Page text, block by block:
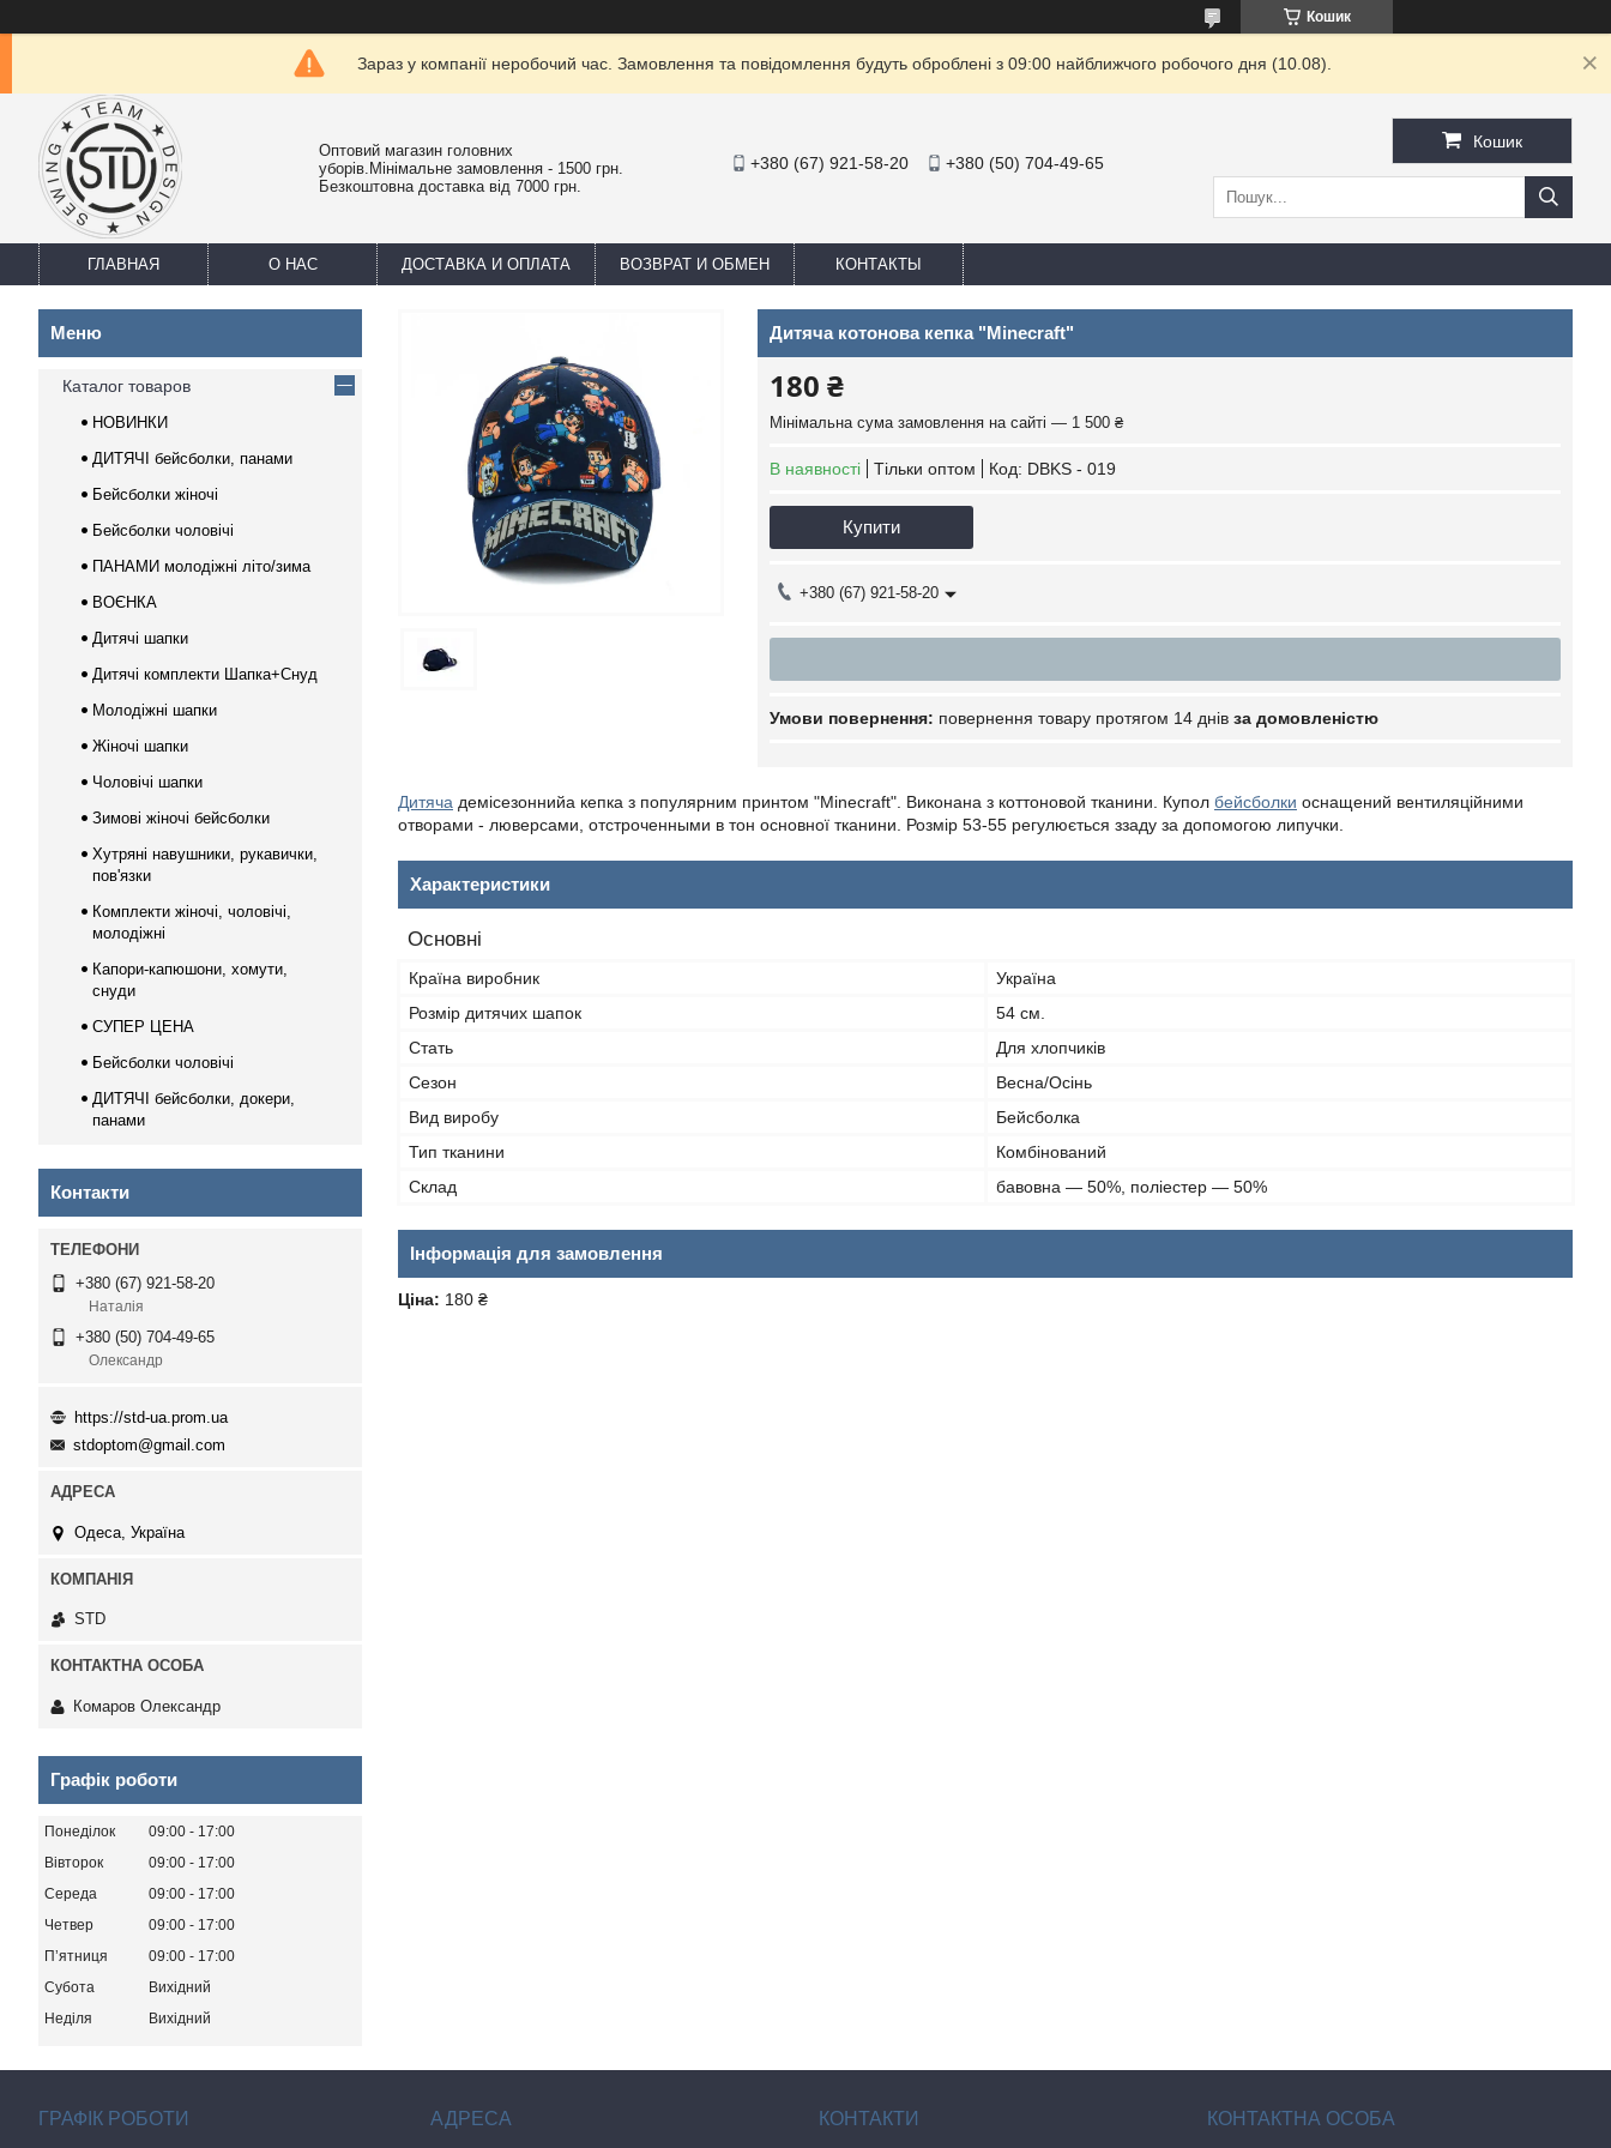
Кошик
Зараз у компанії неробочий час. Замовлення та повідомлення будуть оброблені з 09:00 найближчого робочого дня (10.08).
Оптовий магазин головних
уборів.Мінімальне замовлення - 1500 грн.
Безкоштовна доставка від 7000 грн.
+380 (67) 921-58-20 +380 (50) 704-49-65
Кошик
ГЛАВНАЯ О НАС ДОСТАВКА И ОПЛАТА ВОЗВРАТ И ОБМЕН КОНТАКТЫ
Дитяча котонова кепка "Minecraft"
180 ₴
Мінімальна сума замовлення на сайті — 1 500 ₴
В наявності Тільки оптом Код: DBKS - 019
Купити
+380 (67) 921-58-20
повернення товару протягом 14 днів за домовленістю
Дитяча демісезоннийа кепка з популярним принтом "Minecraft". Виконана з коттоновой тканини. Купол бейсболки оснащений вентиляційними
отворами - люверсами, отстроченными в тон основної тканини. Розмір 53-55 регулюється ззаду за допомогою липучки.
Характеристики
Основні
Країна виробник
Україна
Розмір дитячих шапок
54 см.
Стать
Для хлопчиків
Сезон
Весна/Осінь
Вид виробу
Бейсболка
Тип тканини
Комбінований
Склад
бавовна — 50%, поліестер — 50%
Інформація для замовлення
Ціна: 180 ₴
Каталог товаров
НОВИНКИ
ДИТЯЧІ бейсболки, панами
Бейсболки жіночі
Бейсболки чоловічі
ПАНАМИ молодіжні літо/зима
ВОЄНКА
Дитячі шапки
Дитячі комплекти Шапка+Снуд
Молодіжні шапки
Жіночі шапки
Чоловічі шапки
Зимові жіночі бейсболки
Хутряні навушники, рукавички,
пов'язки
Комплекти жіночі, чоловічі,
молодіжні
Капори-капюшони, хомути,
снуди
СУПЕР ЦЕНА
Бейсболки чоловічі
ДИТЯЧІ бейсболки, докери,
панами
Контакти
+380 (67) 921-58-20
Наталія
+380 (50) 704-49-65
Олександр
https://std-ua.prom.ua
stdoptom@gmail.com
Одеса, Україна
STD
Комаров Олександр
Графік роботи
Понеділок 09:00
17:00
Вівторок
09:00
17:00
Середа
09:00
17:00
Четвер
09:00
17:00
Пʼятниця
09:00
17:00
Субота
Вихідний
Неділя
Вихідний
ГРАФІК РОБОТИ